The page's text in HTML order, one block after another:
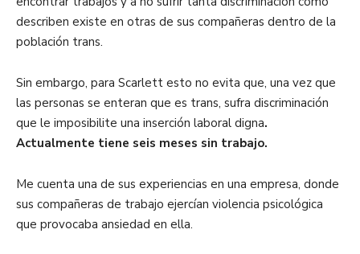
describen existe en otras de sus compañeras dentro de la
población trans.
Sin embargo, para Scarlett esto no evita que, una vez que
las personas se enteran que es trans, sufra discriminación
que le imposibilite una inserción laboral digna.
Actualmente tiene seis meses sin trabajo.
Me cuenta una de sus experiencias en una empresa, donde
sus compañeras de trabajo ejercían violencia psicológica
que provocaba ansiedad en ella.